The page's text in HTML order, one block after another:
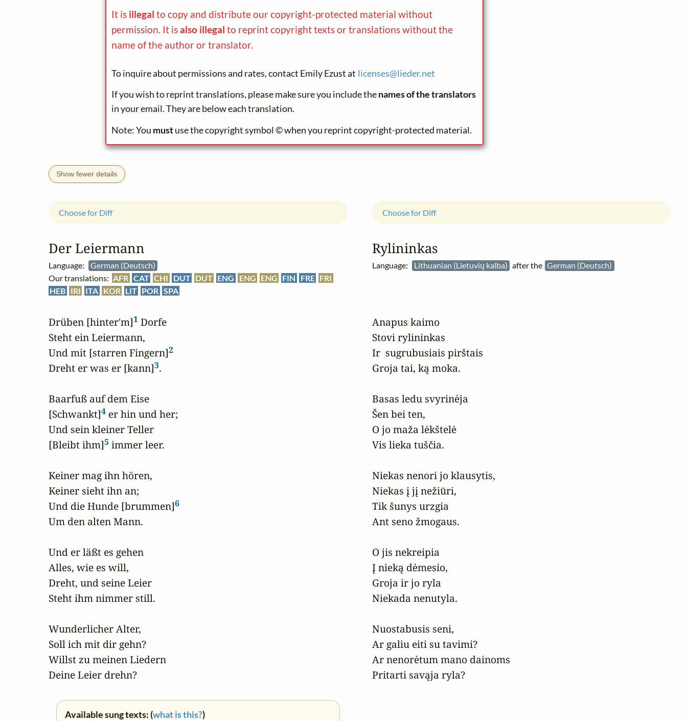
It is illegal to copy and distribute our copyright-protected material without
permission. It isalso illegal to reprint copyright texts or translations without the
name of the author or translator.
To inquire about permissions and rates, contact Emily Ezust at licenses@lieder.net
If you wish to reprint translations, please make sure you include thenames of the translators
in your email. They are below each translation.
Note: You mustuse the copyright symbol © when you reprint copyright-protected material.
Show fewer details
Der Leiermann
Language:
German (Deutsch)
Our translations: AFR CAT CHI DUT DUT ENG ENG ENG FIN FRE FRI
HEB IRI ITA KOR LIT POR SPA
Choose for Diff
Drüben [hinter'm]1 Dorfe
Steht ein Leiermann,
Und mit [starren Fingern]2
Dreht er was er [kann]3.
Baarfuß auf dem Eise
[Schwankt]4 er hin und her;
Und sein kleiner Teller
[Bleibt ihm]5 immer leer.
Keiner mag ihn hören,
Keiner sieht ihn an;
Und die Hunde [brummen]6
Um den alten Mann.
Und er läßt es gehen
Alles, wie es will,
Dreht, und seine Leier
Steht ihm nimmer still.
Wunderlicher Alter,
Soll ich mit dir gehn?
Willst zu meinen Liedern
Deine Leier drehn?
Available sung texts: (what is this?)
Rylininkas
Language: Lithuanian (Lietuvių kalba) after the German (Deutsch)
Choose for Diff
Anapus kaimo
Stovi rylininkas
Ir  sugrubusiais pirštais
Groja tai, ką moka.
Basas ledu svyrinėja
Šen bei ten,
O jo maža lėkštelė
Vis lieka tuščia.
Niekas nenori jo klausytis,
Niekas į jį nežiūri,
Tik šunys urzgia
Ant seno žmogaus.
O jis nekreipia
Į nieką dėmesio,
Groja ir jo ryla
Niekada nenutyla.
Nuostabusis seni,
Ar galiu eiti su tavimi?
Ar nenorėtum mano dainoms
Pritarti savąja ryla?